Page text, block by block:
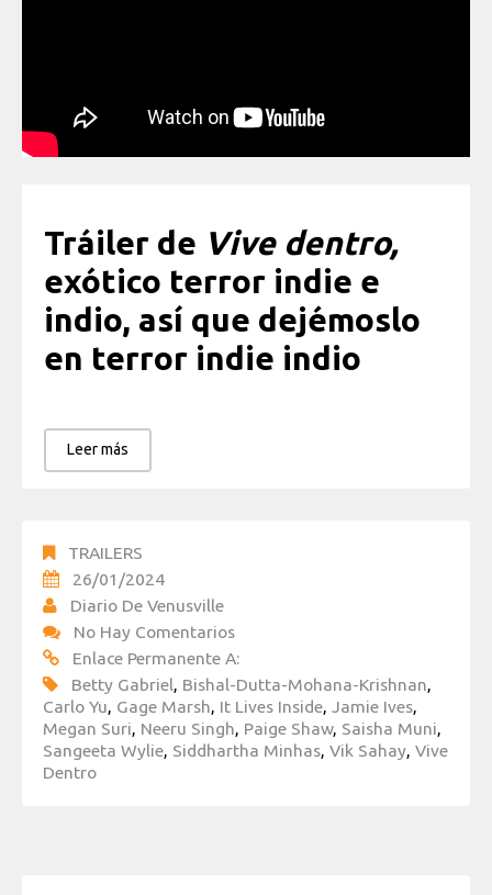
Tráiler de Vive dentro,
exótico terror indie e
indio, así que dejémoslo
en terror indie indio
Leer más
TRAILERS
26/01/2024
Diario De Venusville
No Hay Comentarios
Enlace Permanente A:
Betty Gabriel Bishal-Dutta-Mohana-Krishnan
Carlo Yu Gage Marsh It Lives Inside Jamie Ives
Megan Suri Neeru Singh Paige Shaw, Saisha Muni
Sangeeta Wylie Siddhartha Minhas Vik Sahay Vive
Dentro